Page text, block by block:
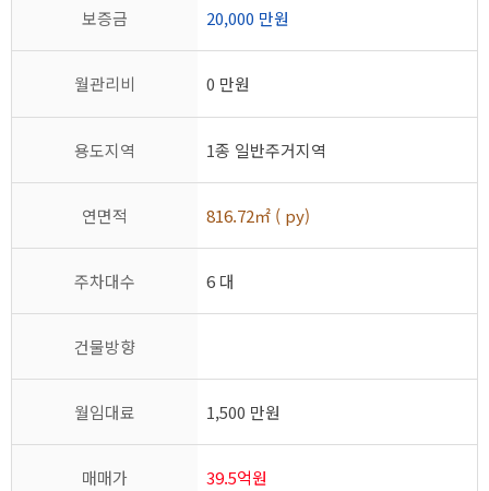
보증금 20,000 만원
월관리비 0 만원
용도지역 1종 일반주거지역
연면적 816.72㎡ ( py)
주차대수 6 대
건물방향
월임대료 1,500 만원
매매가 39.5억원